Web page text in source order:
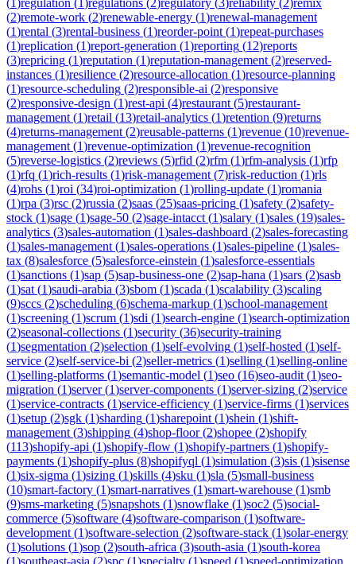
(2)remote-work (2)renewable-energy (1)renewal-management
(1)rental (3)rental-business (1)reorder-point (1)repeat-purchases
(1)replication (1)report-generation (1)reporting (12)reports
(3)repricing (1)reputation (1)reputation-management (2)reserved-
instances (1)resilience (2)resource-allocation (1)resource-planning
(1)resource-scheduling (2)responsible-ai (2)responsive
(2)responsive-design (1)rest-api (4)restaurant (5)restaurant-
management (1)retail (13)retail-analytics (1)retention (9)returns
(4)returns-management (2)reusable-patterns (1)revenue (10)revenue-
management (1)revenue-optimization (1)revenue-recognition
(5)reverse-logistics (2)reviews (5)rfid (2)rfm (1)rfm-analysis (1)rfp
(1)rfq (1)rich-results (1)risk-management (7)risk-reduction (1)rls
(4)rohs (1)roi (34)roi-optimization (1)rolling-update (1)romania
(1)rpa (3)rsc (2)russia (2)saas (25)saas-pricing (1)safety (2)safety-
stock (1)sage (1)sage-50 (2)sage-intacct (1)salary (1)sales (19)sales-
analytics (3)sales-automation (1)sales-dashboard (2)sales-forecasting
(1)sales-management (1)sales-operations (1)sales-pipeline (1)sales-
tax (8)salesforce (5)salesforce-einstein (1)salesforce-essentials
(1)sanctions (1)sap (5)sap-business-one (2)sap-hana (1)sars (2)sasb
(1)sat (1)saudi-arabia (3)sbom (1)scada (1)scalability (3)scaling
(9)sccs (2)scheduling (6)schema-markup (1)school-management
(1)screening (1)scrum (1)sdi (1)search-engine (1)search-optimization
(2)seasonal-collections (1)security (36)security-training
(1)segmentation (2)selection (1)self-evolving (1)self-hosted (1)self-
service (2)self-service-bi (2)seller-metrics (1)selling (1)selling-online
(1)selling-platforms (1)semantic-model (1)seo (16)seo-audit (1)seo-
migration (1)server(1)server-components (1)server-sizing (2)service
(1)service-contracts (1)service-efficiency (1)service-firms (1)services
(1)setup (2)sgk (1)sharding (1)sharepoint (1)shein (1)shift-
management (3)shipping (4)shop-floor(2)shopee (2)shopify
(113)shopify-api (1)shopify-flow (1)shopify-partners (1)shopify-
payments (1)shopify-plus (8)shopifyql (1)simulation (3)sis (1)sisense
(1)six-sigma (1)sizing (1)skills (4)sku (1)sla (5)small-business
(10)smart-factory (1)smart-narratives (1)smart-warehouse (1)smb
(9)sms-marketing (5)snapshots (1)snowflake (1)soc2 (5)social-
commerce (5)software (4)software-comparison (1)software-
development (1)software-selection (2)software-stack (1)solar-energy
(1)solutions (1)sop (2)south-africa (3)south-asia (1)south-korea
(1)southeast-asia (2)spc (1)specialty (1)speed (1)speed-optimization